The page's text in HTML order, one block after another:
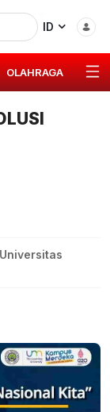
ID
OLAHRAGA GAYA